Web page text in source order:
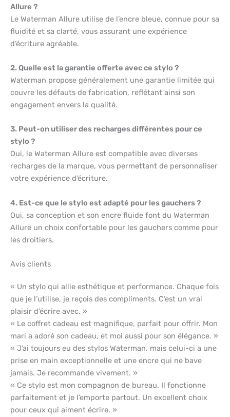
Allure ?
Le Waterman Allure utilise de l’encre bleue, connue pour sa
fluidité et sa clarté, vous assurant une expérience
d’écriture agréable.
2. Quelle est la garantie offerte avec ce stylo ?
Waterman propose généralement une garantie limitée qui
couvre les défauts de fabrication, reflétant ainsi son
engagement envers la qualité.
3. Peut-on utiliser des recharges différentes pour ce
stylo ?
Oui, le Waterman Allure est compatible avec diverses
recharges de la marque, vous permettant de personnaliser
votre expérience d’écriture.
4. Est-ce que le stylo est adapté pour les gauchers ?
Oui, sa conception et son encre fluide font du Waterman
Allure un choix confortable pour les gauchers comme pour
les droitiers.
Avis clients
« Un stylo qui allie esthétique et performance. Chaque fois
que je l’utilise, je reçois des compliments. C’est un vrai
plaisir d’écrire avec. »
« Le coffret cadeau est magnifique, parfait pour offrir. Mon
mari a adoré son cadeau, et moi aussi pour son élégance. »
« J’ai toujours eu des stylos Waterman, mais celui-ci a une
prise en main exceptionnelle et une encre qui ne bave
jamais. Je recommande vivement. »
« Ce stylo est mon compagnon de bureau. Il fonctionne
parfaitement et je l’emporte partout. Un excellent choix
pour ceux qui aiment écrire. »